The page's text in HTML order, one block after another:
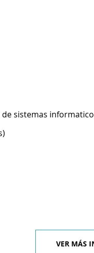
sistemas
VER MÁS